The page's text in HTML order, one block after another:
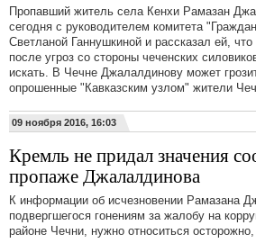
Пропавший житель села Кенхи Рамазан
сегодня с руководителем комитета
Светланой Ганнушкиной и рассказал ей,
после угроз со стороны чеченских
искать. В Чечне Джалалдинову может
опрошенные "Кавказским узлом" жители
09 ноября 2016, 16:03
Кремль не придал значения
пропаже Джалалдинова
К информации об исчезновении Рамазана
подвергшегося гонениям за жалобу на
районе Чечни, нужно относиться